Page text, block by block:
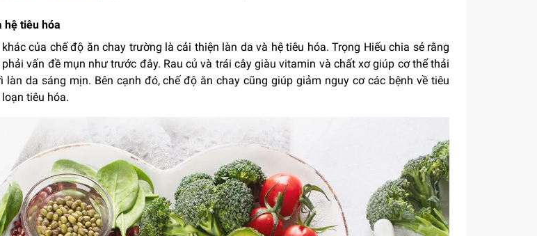
hệ tiêu hóa
của chế độ ăn chay trường là cải thiện làn da và hệ tiêu hóa. Trọng Hiếu chia sẻ rằng
vấn đề mụn như trước đây. Rau củ và trái cây giàu vitamin và chất xơ giúp cơ thể thải
làn da sáng mịn. Bên cạnh đó, chế độ ăn chay cũng giúp giảm nguy cơ các bệnh về tiêu
tiêu hóa.